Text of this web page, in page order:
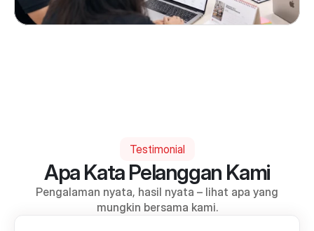
Testimonial
Apa Kata Pelanggan Kami
mungkin bersama kami.